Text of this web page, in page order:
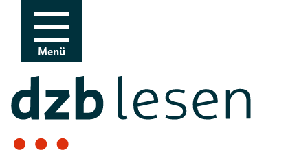
Zur Navigation
Zum Inhalt
Menü